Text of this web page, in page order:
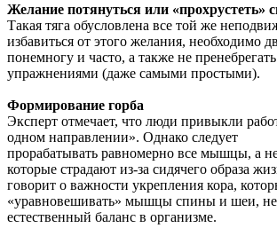
Желание потянуться или «прохрустеть»
Такая тяга обусловлена все той же
избавиться от этого желания, необходимо
понемногу и часто, а также не
упражнениями (даже самыми простыми).
Формирование горба
Эксперт отмечает, что люди привыкли
одном направлении». Однако следует
прорабатывать равномерно все мышцы, а не
которые страдают из-за сидячего образа
говорит о важности укрепления кора,
«уравновешивать» мышцы спины и шеи,
естественный баланс в организме.